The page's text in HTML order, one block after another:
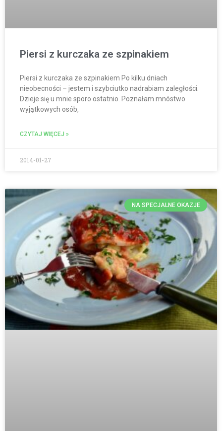
Piersi z kurczaka ze szpinakiem
Piersi z kurczaka ze szpinakiem Po kilku dniach
nieobecności – jestem i szybciutko nadrabiam zaległości.
Dzieje się u mnie sporo ostatnio. Poznałam mnóstwo
wyjątkowych osób,
CZYTAJ WIĘCEJ »
2014-01-27
NA SPECJALNE OKAZJE